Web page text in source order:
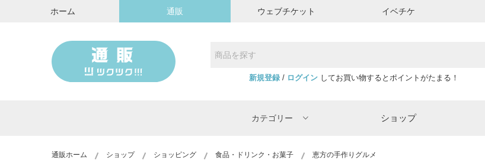
ホーム 通販 ウェブチケット イベチケ
新規登録/ ログインしてお買い物するとポイントがたまる！
カテゴリー ショップ
通販ホーム ショップ ショッピング 食品・ドリンク・お菓子 恵方の手作りグルメ